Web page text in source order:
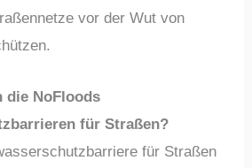
vor der Wut von
die NoFloods
für Straßen?